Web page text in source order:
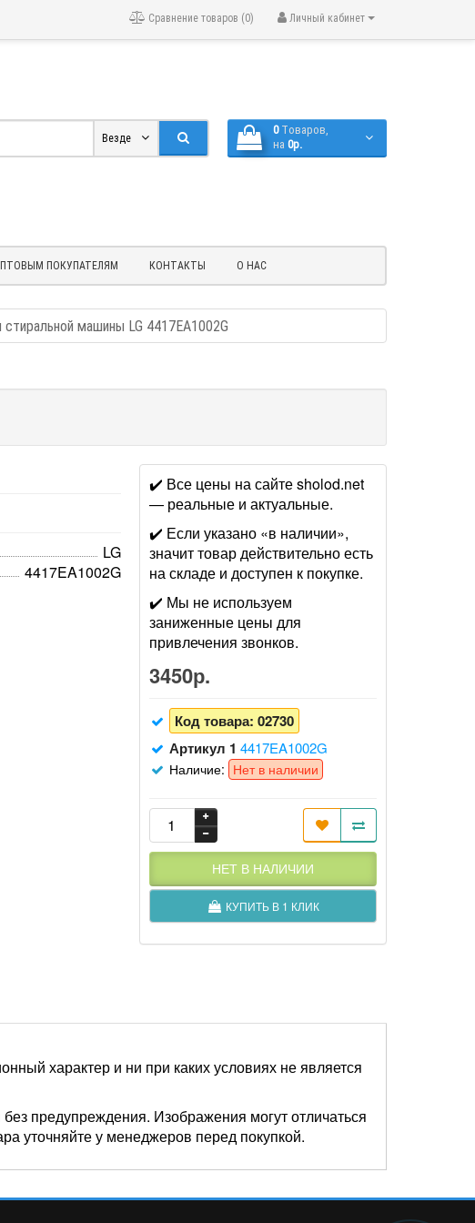
Личный кабинет
Сравнение товаров (0)
0 Tоваров,
на 0р.
Везде
ПОКУПАТЕЛЯМ КОНТАКТЫ О НАС
машины LG 4417EA1002G
LG
4417EA1002G
✔️ Все цены на сайте sholod.net
— реальные и актуальные.
✔️ Если указано «в наличии»,
значит товар действительно есть
на складе и доступен к покупке.
✔️ Мы не используем
заниженные цены для
привлечения звонков.
3450р.
Код товара: 02730
Артикул 1 4417EA1002G
Наличие: Нет в наличии
НЕТ В НАЛИЧИИ
КУПИТЬ В 1 КЛИК
характер и ни при каких условиях не является
предупреждения. Изображения могут отличаться
уточняйте у менеджеров перед покупкой.